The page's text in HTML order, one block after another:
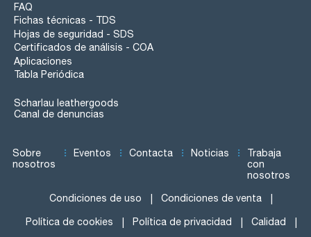
FAQ
Fichas técnicas - TDS
Hojas de seguridad - SDS
Certificados de análisis - COA
Aplicaciones
Tabla Periódica
Scharlau leathergoods
Canal de denuncias
Sobre
nosotros
Eventos Contacta Noticias
Trabaja
con
nosotros
Condiciones de uso Condiciones de venta
Política de cookies Política de privacidad Calidad